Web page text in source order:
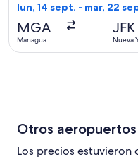
lun, 14 sept. - mar, 22
MGA
Managua
JFK
Nueva
Otros
Los precios